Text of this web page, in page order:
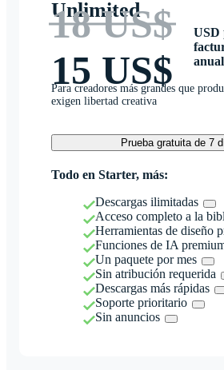
Unlimited
18 US$
15 US$
USD
Para creadores más grandes que
exigen libertad creativa
Prueba gratuita de 7
Todo en Starter, más:
Descargas ilimitadas
Acceso completo a la
Herramientas de diseño
Funciones de IA
Un paquete por mes
Sin atribución requerida
Descargas más rápidas
Soporte prioritario
Sin anuncios